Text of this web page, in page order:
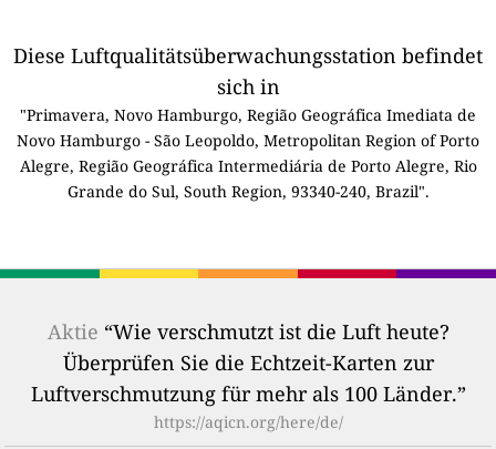
Diese Luftqualitätsüberwachungsstation befindet
sich in
"Primavera, Novo Hamburgo, Região Geográfica Imediata de
Novo Hamburgo - São Leopoldo, Metropolitan Region of Porto
Alegre, Região Geográfica Intermediária de Porto Alegre, Rio
Grande do Sul, South Region, 93340-240, Brazil".
Aktie “Wie verschmutzt ist die Luft heute?
Überprüfen Sie die Echtzeit-Karten zur
Luftverschmutzung für mehr als 100 Länder.”
https://aqicn.org/here/de/